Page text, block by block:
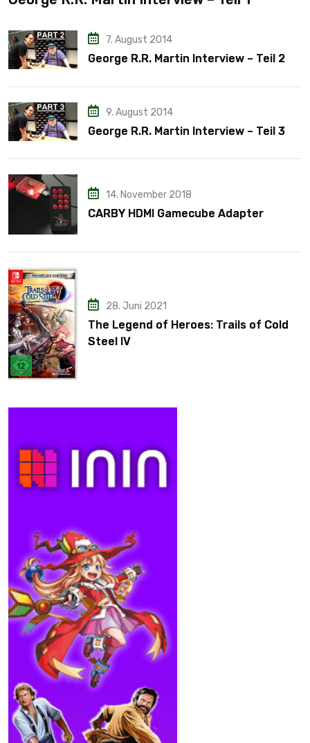
7. August 2014
George R.R. Martin Interview – Teil 2
9. August 2014
George R.R. Martin Interview – Teil 3
14. November 2018
CARBY HDMI Gamecube Adapter
28. Juni 2021
The Legend of Heroes: Trails of Cold
Steel IV